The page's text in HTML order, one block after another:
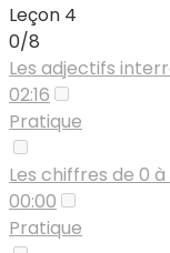
Leçon 4
0/8
Les adjectifs
02:16
Pratique
Les chiffres de 0 à
00:00
Pratique